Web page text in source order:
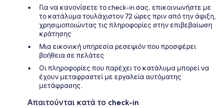
Για να κανονίσετε το check-in σας, επικοινωνήστε με
το κατάλυμα τουλάχιστον 72 ώρες πριν από την άφιξη,
χρησιμοποιώντας τις πληροφορίες στην επιβεβαίωση
κράτησης
Μια εικονική υπηρεσία ρεσεψιόν που προσφέρει
βοήθεια σε πελάτες
Οι πληροφορίες που παρέχει το κατάλυμα μπορεί να
έχουν μεταφραστεί με εργαλεία αυτόματης
μετάφρασης.
Απαιτούνται κατά το check-in